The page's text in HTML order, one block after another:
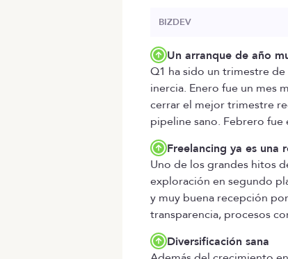
BIZDEV
Un arranque de año
Q1 ha sido un trimestre
inercia. Enero fue un mes
cerrar el mejor trimestre
pipeline sano. Febrero
Freelancing ya es una
Uno de los grandes hitos
exploración en segundo
y muy buena recepción
transparencia, procesos
Diversificación sana